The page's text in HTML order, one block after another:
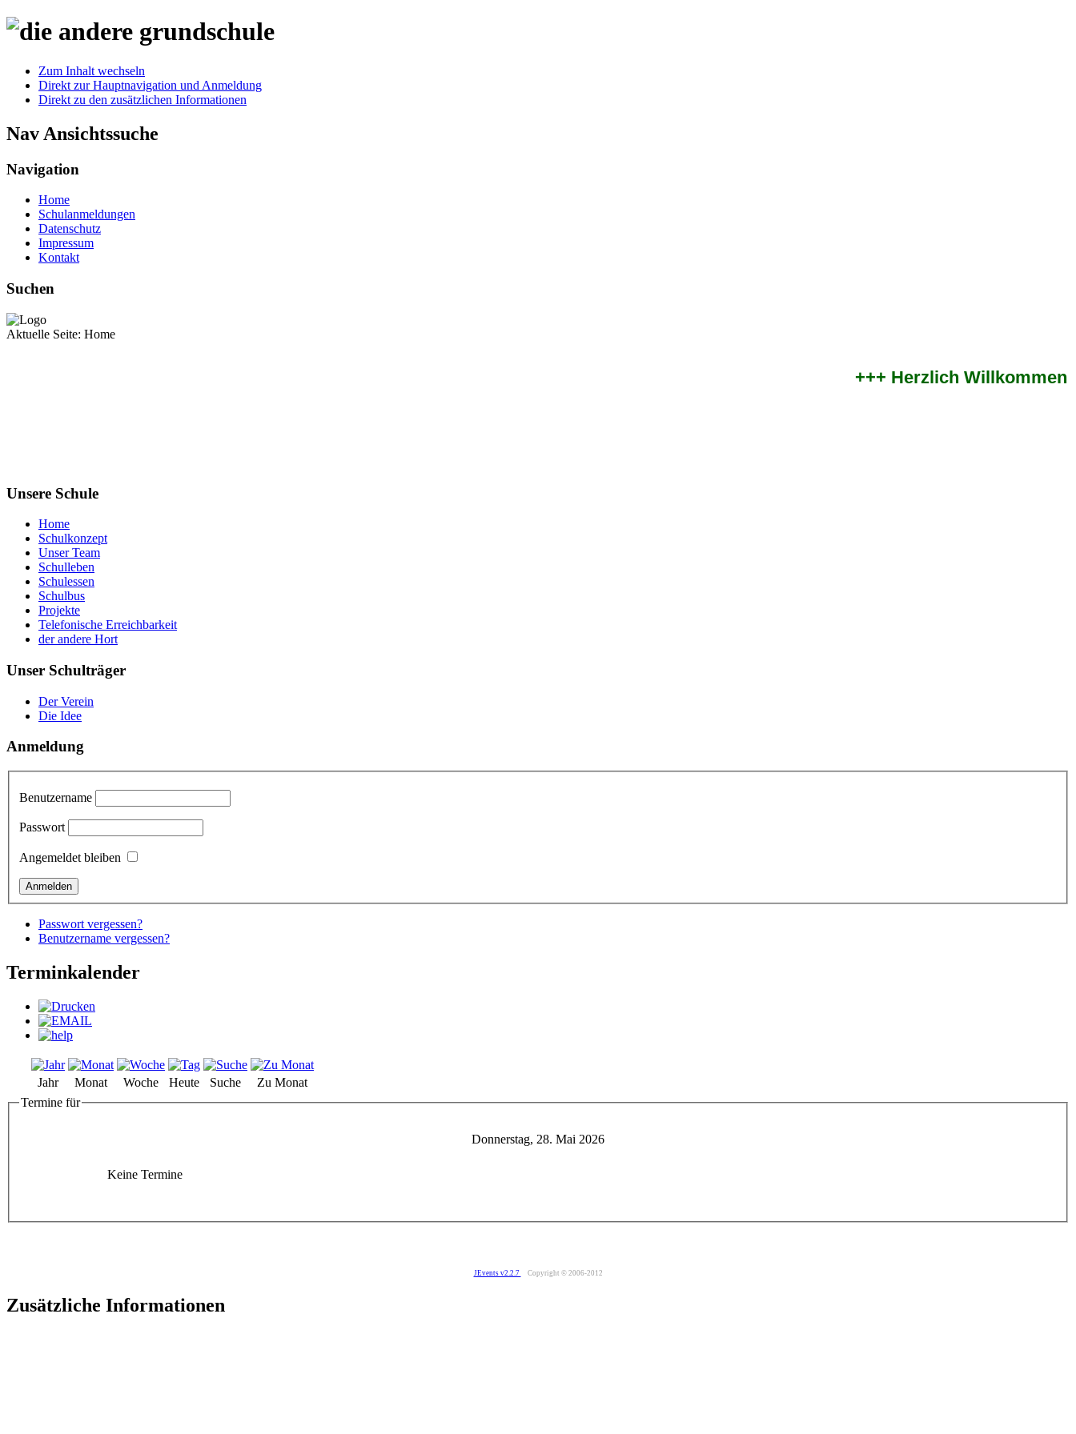
Zum Inhalt wechseln
Direkt zur Hauptnavigation und Anmeldung
Direkt zu den zusätzlichen Informationen
Nav Ansichtssuche
Navigation
Home
Schulanmeldungen
Datenschutz
Impressum
Kontakt
Suchen
Aktuelle Seite: Home
+++ Herzlich Willkommen
Unsere Schule
Home
Schulkonzept
Unser Team
Schulleben
Schulessen
Schulbus
Projekte
Telefonische Erreichbarkeit
der andere Hort
Unser Schulträger
Der Verein
Die Idee
Anmeldung
Benutzername
Passwort
Angemeldet bleiben
Passwort vergessen?
Benutzername vergessen?
Terminkalender
Jahr Monat Woche Heute Suche
Zu Monat
Termine für
Donnerstag, 28. Mai 2026
Keine Termine
JEvents v2.2.7 Copyright © 2006-2012
Zusätzliche Informationen